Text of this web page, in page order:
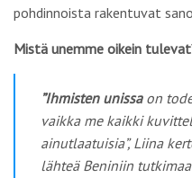
pohdinnoista rakentuvat
Mistä unemme oikein
”Ihmisten unissaon
vaikka me kaikki
ainutlaatuisia”, Liina
lähteä Beniniin